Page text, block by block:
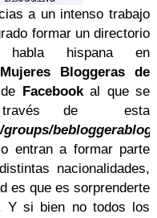
a un intenso trabajo
formar un directorio
hispana en
Bloggeras de
Facebookal que se
través de esta
bebloggerablogs/
entran a formar parte
nacionalidades,
es que es sorprenderte
Y si bien no todos los